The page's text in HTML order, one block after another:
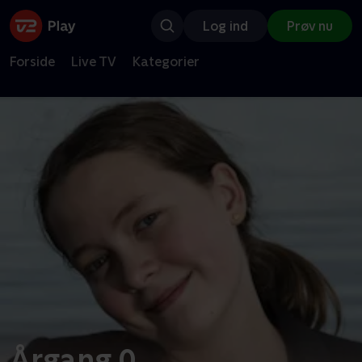
Log ind Prøv nu
Forside Live TV Kategorier